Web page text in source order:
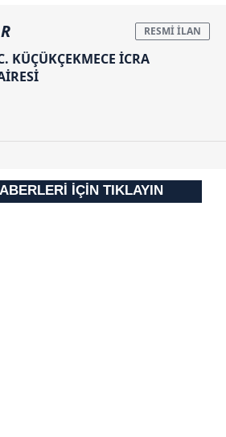
KÜÇÜKÇEKMECE İCRA
İÇİN TIKLAYIN